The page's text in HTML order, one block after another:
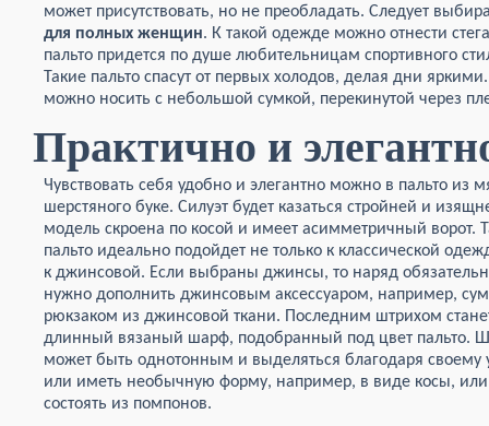
может присутствовать, но не преобладать. Следует
для полных женщин. К такой одежде можно отнести
пальто придется по душе любительницам спортивного
Такие пальто спасут от первых холодов, делая дни
можно носить с небольшой сумкой, перекинутой через
Практично и
Чувствовать себя удобно и элегантно можно в пальто из
шерстяного буке. Силуэт будет казаться стройней и
модель скроена по косой и имеет асимметричный ворот.
пальто идеально подойдет не только к классической
к джинсовой. Если выбраны джинсы, то наряд
нужно дополнить джинсовым аксессуаром, например,
рюкзаком из джинсовой ткани. Последним штрихом
длинный вязаный шарф, подобранный под цвет пальто.
может быть однотонным и выделяться благодаря своему
или иметь необычную форму, например, в виде косы, или
состоять из помпонов.